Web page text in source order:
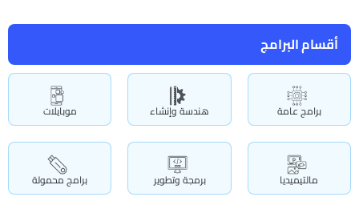
أقسام البرامج
برامج عامة هندسة وإنشاء موبايلات
مالتيميديا برمجة وتطوير برامج محمولة